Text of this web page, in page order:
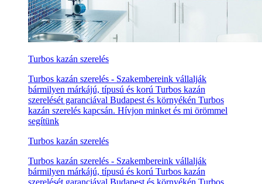
Turbos kazán szerelés
Turbos kazán szerelés - Szakembereink vállalják
bármilyen márkájú, típusú és korú Turbos kazán
szerelését garanciával Budapest és környékén Turbos
kazán szerelés kapcsán. Hívjon minket és mi örömmel
segítünk
Turbos kazán szerelés
Turbos kazán szerelés - Szakembereink vállalják
bármilyen márkájú, típusú és korú Turbos kazán